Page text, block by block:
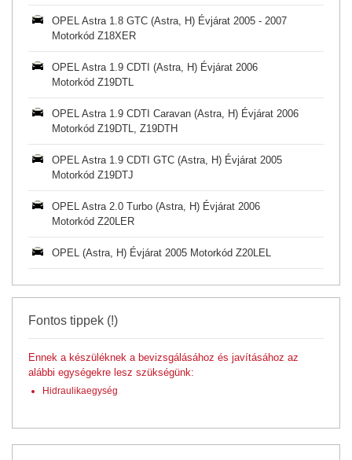
OPEL Astra 1.8 GTC (Astra, H) Évjárat 2005 - 2007
Motorkód Z18XER
OPEL Astra 1.9 CDTI (Astra, H) Évjárat 2006
Motorkód Z19DTL
OPEL Astra 1.9 CDTI Caravan (Astra, H) Évjárat 2006
Motorkód Z19DTL, Z19DTH
OPEL Astra 1.9 CDTI GTC (Astra, H) Évjárat 2005
Motorkód Z19DTJ
OPEL Astra 2.0 Turbo (Astra, H) Évjárat 2006
Motorkód Z20LER
OPEL (Astra, H) Évjárat 2005 Motorkód Z20LEL
Fontos tippek (!)
Ennek a készüléknek a bevizsgálásához és javításához az
alábbi egységekre lesz szükségünk:
Hidraulikaegység